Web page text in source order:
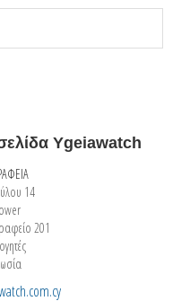
Ygeiawatch
14
201